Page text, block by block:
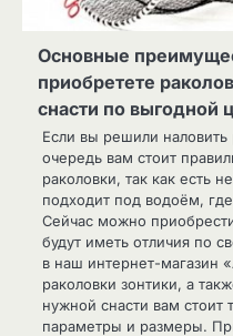
Основные
приобретете
снасти по выгодной
Если вы решили
очередь вам стоит
раколовки, так как есть
подходит под водоём,
Сейчас можно
будут иметь отличия по
в наш интернет-магазин
раколовки зонтики, а
нужной снасти вам стоит
параметры и размеры.